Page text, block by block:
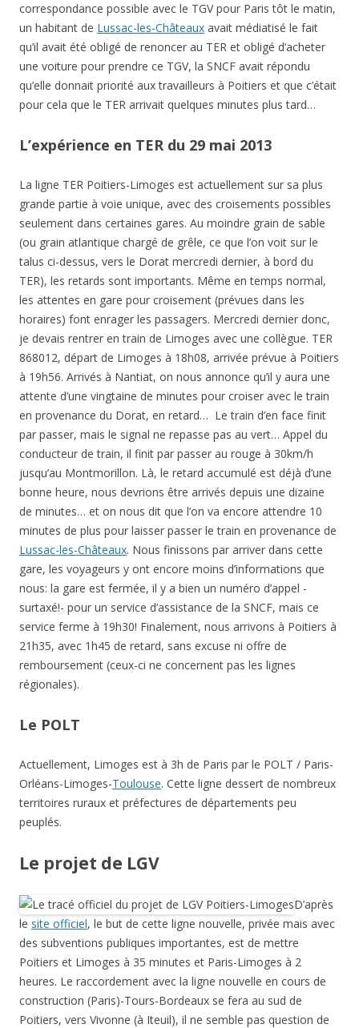
correspondance possible avec le TGV pour Paris tôt le matin,
un habitant de Lussac-les-Châteaux avait médiatisé le fait
qu’il avait été obligé de renoncer au TER et obligé d’acheter
une voiture pour prendre ce TGV, la SNCF avait répondu
qu’elle donnait priorité aux travailleurs à Poitiers et que c’était
pour cela que le TER arrivait quelques minutes plus tard…
L’expérience en TER du 29 mai 2013
La ligne TER Poitiers-Limoges est actuellement sur sa plus
grande partie à voie unique, avec des croisements possibles
seulement dans certaines gares. Au moindre grain de sable
(ou grain atlantique chargé de grêle, ce que l’on voit sur le
talus ci-dessus, vers le Dorat mercredi dernier, à bord du
TER), les retards sont importants. Même en temps normal,
les attentes en gare pour croisement (prévues dans les
horaires) font enrager les passagers. Mercredi dernier donc,
je devais rentrer en train de Limoges avec une collègue. TER
868012, départ de Limoges à 18h08, arrivée prévue à Poitiers
à 19h56. Arrivés à Nantiat, on nous annonce qu’il y aura une
attente d’une vingtaine de minutes pour croiser avec le train
en provenance du Dorat, en retard… Le train d’en face finit
par passer, mais le signal ne repasse pas au vert… Appel du
conducteur de train, il finit par passer au rouge à 30km/h
jusqu’au Montmorillon. Là, le retard accumulé est déjà d’une
bonne heure, nous devrions être arrivés depuis une dizaine
de minutes… et on nous dit que l’on va encore attendre 10
minutes de plus pour laisser passer le train en provenance de
Lussac-les-Châteaux. Nous finissons par arriver dans cette
gare, les voyageurs y ont encore moins d’informations que
nous: la gare est fermée, il y a bien un numéro d’appel -
surtaxé!- pour un service d’assistance de la SNCF, mais ce
service ferme à 19h30! Finalement, nous arrivons à Poitiers à
21h35, avec 1h45 de retard, sans excuse ni offre de
remboursement (ceux-ci ne concernent pas les lignes
régionales).
Le POLT
Actuellement, Limoges est à 3h de Paris par le POLT / Paris-
Orléans-Limoges-Toulouse. Cette ligne dessert de nombreux
territoires ruraux et préfectures de départements peu
peuplés.
Le projet de LGV
D’après
le site officiel, le but de cette ligne nouvelle, privée mais avec
des subventions publiques importantes, est de mettre
Poitiers et Limoges à 35 minutes et Paris-Limoges à 2
heures. Le raccordement avec la ligne nouvelle en cours de
construction (Paris)-Tours-Bordeaux se fera au sud de
Poitiers, vers Vivonne (à Iteuil), il ne semble pas question de